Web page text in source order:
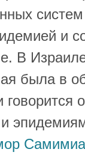
и
В
была в
говорится